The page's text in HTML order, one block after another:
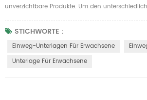
unverzichtbare Produkte. Um den
gerecht zu werden, werden bei modernen
Materialien und Designs entwickelt, um ein
Komfort und Funktionalität herzustellen. Telijie-
ihres hohen ...
STICHWORTE :
Einweg-Unterlagen Für Erwachsene
Unterlage Für Erwachsene